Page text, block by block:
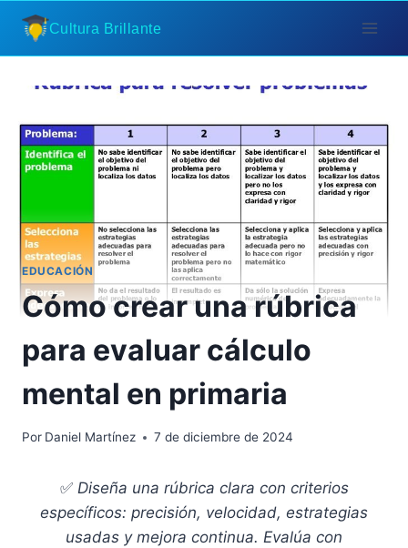
Saltar
contenido
Cultura Brillante
EDUCACIÓN
Cómo crear una rúbrica
para evaluar cálculo
mental en primaria
Por Daniel Martínez 7 de diciembre de 2024
✅ Diseña una rúbrica clara con criterios
específicos: precisión, velocidad, estrategias
usadas y mejora continua. Evalúa con